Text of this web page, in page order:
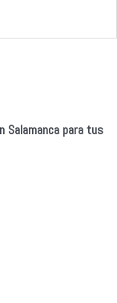
Salamanca para tus